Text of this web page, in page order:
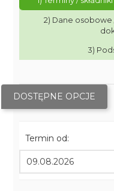
2) Dane osobowe
3)
DOSTĘPNE OPCJE
Termin od: